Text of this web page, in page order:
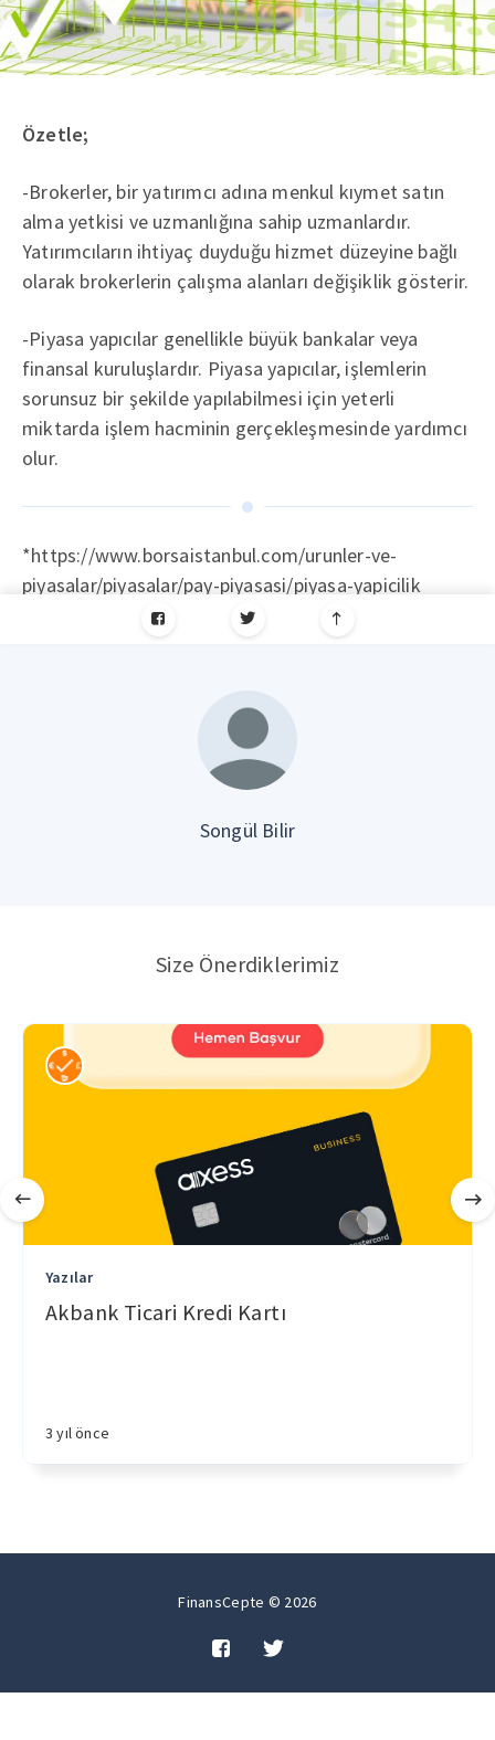
Özetle;
-Brokerler, bir yatırımcı adına menkul kıymet satın
alma yetkisi ve uzmanlığına sahip uzmanlardır.
Yatırımcıların ihtiyaç duyduğu hizmet düzeyine bağlı
olarak brokerlerin çalışma alanları değişiklik gösterir.
-Piyasa yapıcılar genellikle büyük bankalar veya
finansal kuruluşlardır. Piyasa yapıcılar, işlemlerin
sorunsuz bir şekilde yapılabilmesi için yeterli
miktarda işlem hacminin gerçekleşmesinde yardımcı
olur.
*https://www.borsaistanbul.com/urunler-ve-
piyasalar/piyasalar/pay-piyasasi/piyasa-yapicilik
Songül Bilir
Size Önerdiklerimiz
Yazılar
Akbank Ticari Kredi Kartı
3 yıl önce
FinansCepte © 2026